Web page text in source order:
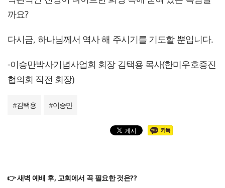
까요?
다시금, 하나님께서 역사 해 주시기를 기도할 뿐입니다.
-이승만박사기념사업회 회장 김택용 목사(한미우호증진
협의회 직전 회장)
#김택용 #이승만
👉 새벽 예배 후, 교회에서 꼭 필요한 것은??